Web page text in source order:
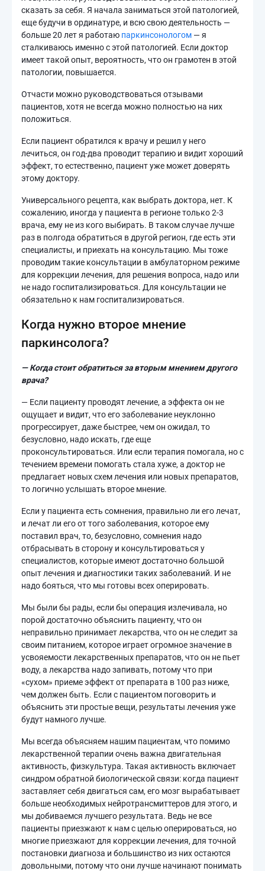
сказать за себя. Я начала заниматься этой патологией,
еще будучи в ординатуре, и всю свою деятельность —
больше 20 лет я работаю паркинсонологом — я
сталкиваюсь именно с этой патологией. Если доктор
имеет такой опыт, вероятность, что он грамотен в этой
патологии, повышается.
Отчасти можно руководствоваться отзывами
пациентов, хотя не всегда можно полностью на них
положиться.
Если пациент обратился к врачу и решил у него
лечиться, он год-два проводит терапию и видит хороший
эффект, то естественно, пациент уже может доверять
этому доктору.
Универсального рецепта, как выбрать доктора, нет. К
сожалению, иногда у пациента в регионе только 2-3
врача, ему не из кого выбирать. В таком случае лучше
раз в полгода обратиться в другой регион, где есть эти
специалисты, и приехать на консультацию. Мы тоже
проводим такие консультации в амбулаторном режиме
для коррекции лечения, для решения вопроса, надо или
не надо госпитализироваться. Для консультации не
обязательно к нам госпитализироваться.
Когда нужно второе мнение
паркинсолога?
— Когда стоит обратиться за вторым мнением другого
врача?
— Если пациенту проводят лечение, а эффекта он не
ощущает и видит, что его заболевание неуклонно
прогрессирует, даже быстрее, чем он ожидал, то
безусловно, надо искать, где еще
проконсультироваться. Или если терапия помогала, но с
течением времени помогать стала хуже, а доктор не
предлагает новых схем лечения или новых препаратов,
то логично услышать второе мнение.
Если у пациента есть сомнения, правильно ли его лечат,
и лечат ли его от того заболевания, которое ему
поставил врач, то, безусловно, сомнения надо
отбрасывать в сторону и консультироваться у
специалистов, которые имеют достаточно большой
опыт лечения и диагностики таких заболеваний. И не
надо бояться, что мы готовы всех оперировать.
Мы были бы рады, если бы операция излечивала, но
порой достаточно объяснить пациенту, что он
неправильно принимает лекарства, что он не следит за
своим питанием, которое играет огромное значение в
усвояемости лекарственных препаратов, что он не пьет
воду, а лекарства надо запивать, потому что при
«сухом» приеме эффект от препарата в 100 раз ниже,
чем должен быть. Если с пациентом поговорить и
объяснить эти простые вещи, результаты лечения уже
будут намного лучше.
Мы всегда объясняем нашим пациентам, что помимо
лекарственной терапии очень важна двигательная
активность, физкультура. Такая активность включает
синдром обратной биологической связи: когда пациент
заставляет себя двигаться сам, его мозг вырабатывает
больше необходимых нейротрансмиттеров для этого, и
мы добиваемся лучшего результата. Ведь не все
пациенты приезжают к нам с целью оперироваться, но
многие приезжают для коррекции лечения, для точной
постановки диагноза и большинство из них остаются
довольными, потому что они лучше начинают понимать